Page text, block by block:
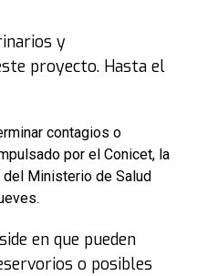
y
proyecto. Hasta el
contagios o
por el Conicet, la
Ministerio de Salud
en que pueden
o posibles